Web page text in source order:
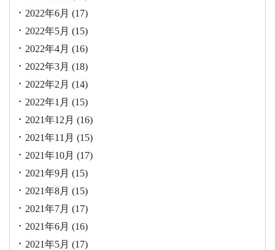
2022年6月 (17)
2022年5月 (15)
2022年4月 (16)
2022年3月 (18)
2022年2月 (14)
2022年1月 (15)
2021年12月 (16)
2021年11月 (15)
2021年10月 (17)
2021年9月 (15)
2021年8月 (15)
2021年7月 (17)
2021年6月 (16)
2021年5月 (17)